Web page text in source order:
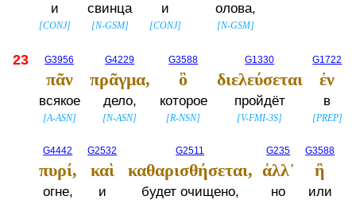
и
[CONJ]
свинца
[N-GSM]
и
[CONJ]
олова,
[N-GSM]
23 G3956
πᾶν
всякое
[A-ASN]
G4229
πρᾶγμα,
дело,
[N-ASN]
G3588
ὃ
которое
[R-NSN]
G1330
διελεύσεται
пройдёт
[V-FMI-3S]
G1722
ἐν
в
[PREP]
G4442
πυρί,
огне,
G2532
καὶ
и
G2511
καθαρισθήσεται,
будет очищено,
G235
ἀλλ᾽
но
G3588
ἢ
или